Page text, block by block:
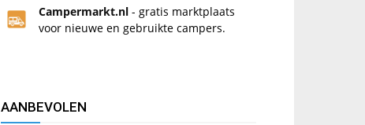
Campermarkt.nl - gratis marktplaats
voor nieuwe en gebruikte campers.
AANBEVOLEN